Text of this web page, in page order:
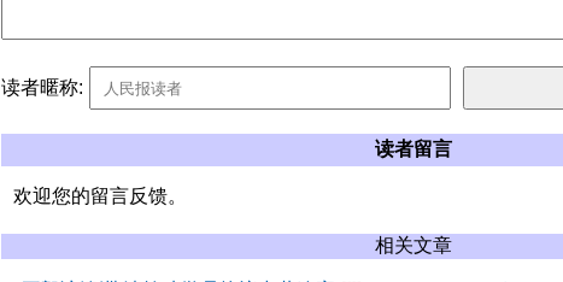
读者暱称:
读者留言
欢迎您的留言反馈。
相关文章